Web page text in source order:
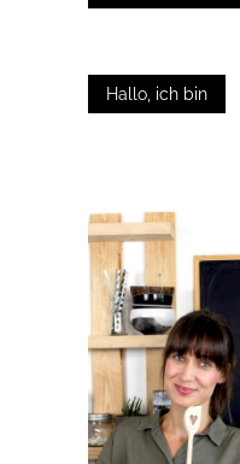
Hallo, ich bin